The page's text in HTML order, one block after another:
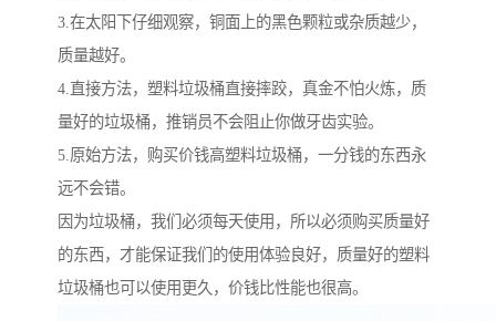
3.在太阳下仔细观察，铜面上的黑色颗粒或杂质越少，
质量越好。
4.直接方法，塑料垃圾桶直接摔跤，真金不怕火炼，质
量好的垃圾桶，推销员不会阻止你做牙齿实验。
5.原始方法，购买价钱高塑料垃圾桶，一分钱的东西永
远不会错。
因为垃圾桶，我们必须每天使用，所以必须购买质量好
的东西，才能保证我们的使用体验良好，质量好的塑料
垃圾桶也可以使用更久，价钱比性能也很高。